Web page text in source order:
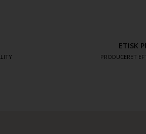
ETISK
PRODUCERET